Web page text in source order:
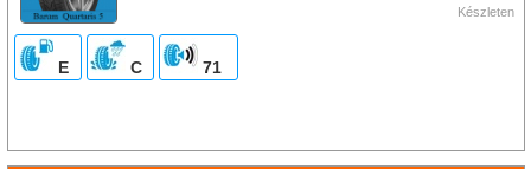
Készleten
E C 71